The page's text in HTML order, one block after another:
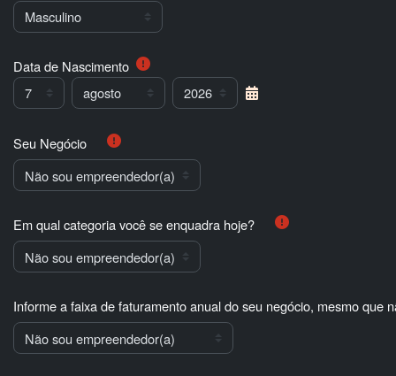
Data de Nascimento
Data de Nascimento
Dia Mês Ano
Seu Negócio
Em qual categoria você se enquadra hoje?
Informe a faixa de faturamento anual do seu negócio, mesmo que